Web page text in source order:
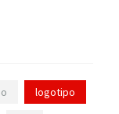
logotipo